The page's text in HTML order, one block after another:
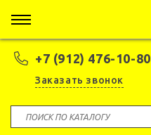
+7 (912) 476-10-80
Заказать звонок